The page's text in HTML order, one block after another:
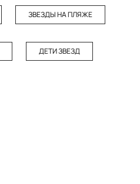
ЗВЕЗДЫ НА ПЛЯЖЕ
ДЕТИ ЗВЕЗД